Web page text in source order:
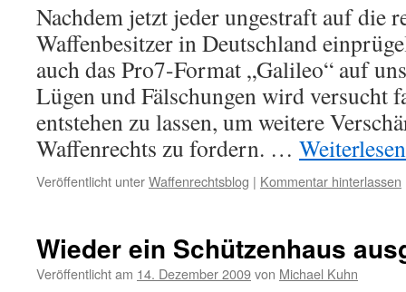
Nachdem jetzt jeder ungestraft auf die
Waffenbesitzer in Deutschland
auch das Pro7-Format „Galileo“ auf
Lügen und Fälschungen wird versucht
entstehen zu lassen, um weitere
Waffenrechts zu fordern. …
Veröffentlicht unterWaffenrechtsblog | Kommentar hinterlassen
Wieder ein Schützenhaus
Veröffentlicht am 14. Dezember 2009von Michael Kuhn